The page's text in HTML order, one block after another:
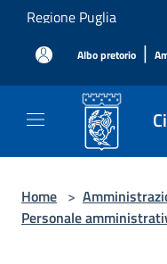
Salta al contenuto principale
Regione Puglia
Albo pretorio |
Home >
Personale